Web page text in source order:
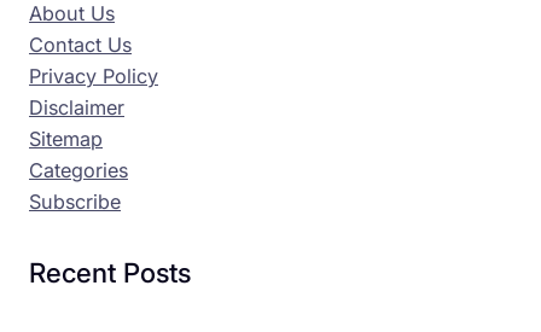
About Us
Contact Us
Privacy Policy
Disclaimer
Sitemap
Categories
Subscribe
Recent Posts